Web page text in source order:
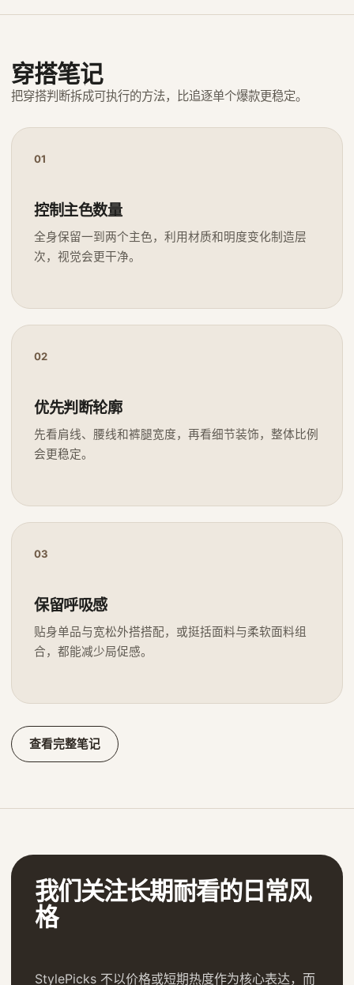
穿搭笔记
把穿搭判断拆成可执行的方法，比追逐单个爆款更稳定。
01
控制主色数量
全身保留一到两个主色，利用材质和明度变化制造层
次，视觉会更干净。
02
优先判断轮廓
先看肩线、腰线和裤腿宽度，再看细节装饰，整体比例
会更稳定。
03
保留呼吸感
贴身单品与宽松外搭搭配，或挺括面料与柔软面料组
合，都能减少局促感。
查看完整笔记
我们关注长期耐看的日常风
格
StylePicks 不以价格或短期热度作为核心表达，而